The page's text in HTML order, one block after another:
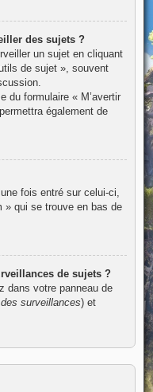
des sujets ?
un sujet en cliquant
de sujet », souvent
du formulaire « M’avertir
également de
fois entré sur celui-ci,
» qui se trouve en bas de
de sujets ?
dans votre panneau de
surveillances) et